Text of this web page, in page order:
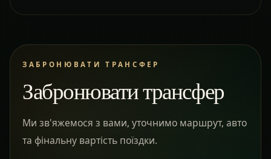
ЗАБРОНЮВАТИ ТРАНСФЕР
Забронювати трансфер
Ми зв'яжемося з вами, уточнимо маршрут, авто
та фінальну вартість поїздки.